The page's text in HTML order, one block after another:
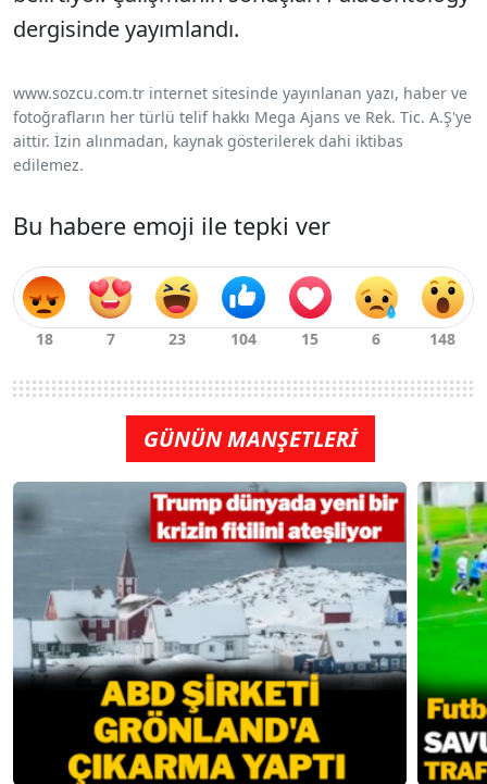
dergisinde yayımlandı.
www.sozcu.com.tr internet sitesinde yayınlanan yazı, haber ve
fotoğrafların her türlü telif hakkı Mega Ajans ve Rek. Tic. A.Ş'ye
aittir. İzin alınmadan, kaynak gösterilerek dahi iktibas
edilemez.
Bu habere emoji ile tepki ver
GÜNÜN MANŞETLERİ